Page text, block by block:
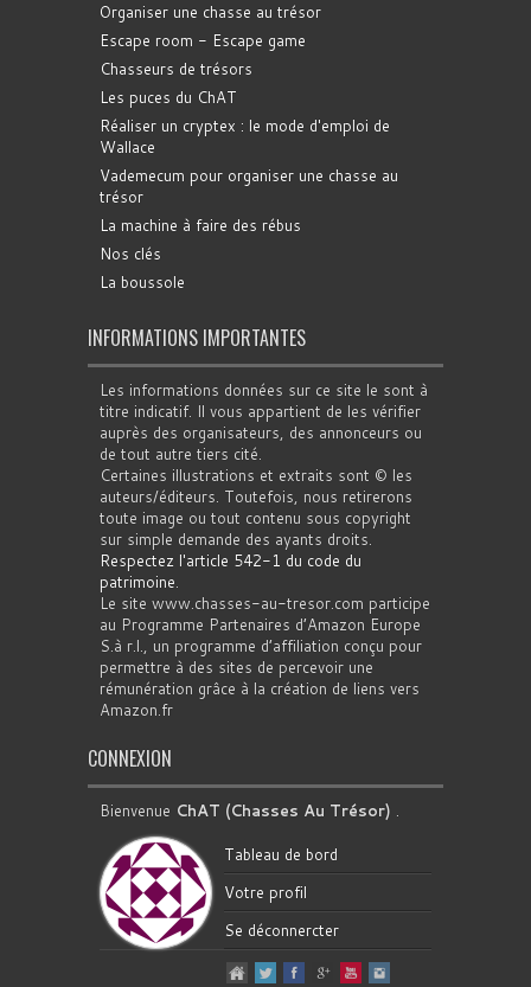
Organiser une chasse au trésor
Escape room - Escape game
Chasseurs de trésors
Les puces du ChAT
Réaliser un cryptex : le mode d'emploi de
Wallace
Vademecum pour organiser une chasse au
trésor
La machine à faire des rébus
Nos clés
La boussole
INFORMATIONS IMPORTANTES
Les informations données sur ce site le sont à
titre indicatif. Il vous appartient de les vérifier
auprès des organisateurs, des annonceurs ou
de tout autre tiers cité.
Certaines illustrations et extraits sont © les
auteurs/éditeurs. Toutefois, nous retirerons
toute image ou tout contenu sous copyright
sur simple demande des ayants droits.
Respectez l'article 542-1 du code du
patrimoine.
Le site www.chasses-au-tresor.com participe
au Programme Partenaires d’Amazon Europe
S.à r.l., un programme d’affiliation conçu pour
permettre à des sites de percevoir une
rémunération grâce à la création de liens vers
Amazon.fr
CONNEXION
Bienvenue ChAT (Chasses Au Trésor) .
Tableau de bord
Votre profil
Se déconnercter